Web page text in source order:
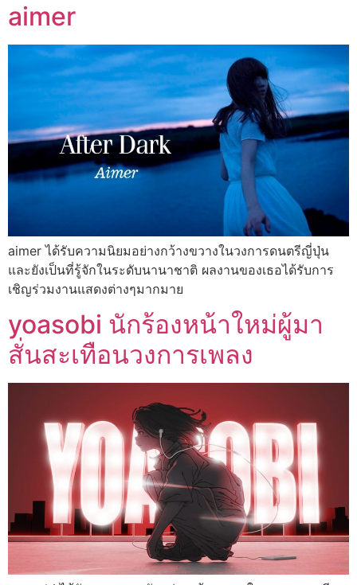
aimer
aimer ได้รับความนิยมอย่างกว้างขวางในวงการดนตรีญี่ปุ่น
และยังเป็นที่รู้จักในระดับนานาชาติ ผลงานของเธอได้รับการ
เชิญร่วมงานแสดงต่างๆมากมาย
yoasobi นักร้องหน้าใหม่ผู้มา
สั่นสะเทือนวงการเพลง